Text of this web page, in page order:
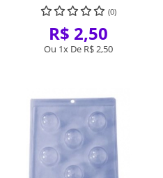
(0)
R$ 2,50
Ou 1x De R$ 2,50